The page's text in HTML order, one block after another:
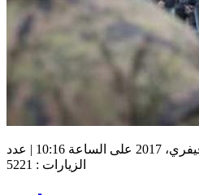
هدى بوغنية | الخميس، 23 فيفري، 2017 على الساعة 10:16 | عدد
الزيارات : 5221